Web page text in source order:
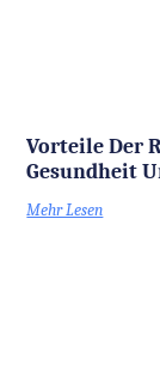
Vorteile Der
Gesundheit
Mehr Lesen